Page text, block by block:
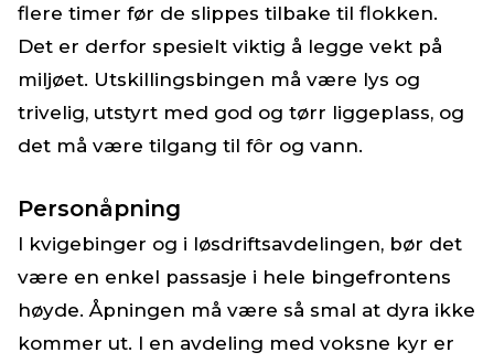
flere timer før de slippes tilbake til flokken.
Det er derfor spesielt viktig å legge vekt på
miljøet. Utskillingsbingen må være lys og
trivelig, utstyrt med god og tørr liggeplass, og
det må være tilgang til fôr og vann.
Personåpning
I kvigebinger og i løsdriftsavdelingen, bør det
være en enkel passasje i hele bingefrontens
høyde. Åpningen må være så smal at dyra ikke
kommer ut. I en avdeling med voksne kyr er